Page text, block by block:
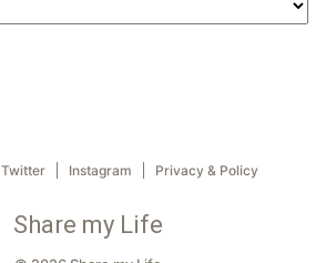
Twitter Instagram Privacy & Policy
Share my Life